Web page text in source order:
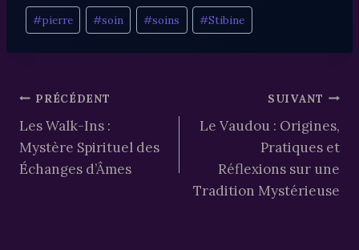
Étiquettes
de
la
#pierre #soin #soins #Stibine
Navigation
de
l’article
PRÉCÉDENT
Les Walk-Ins :
Mystère Spirituel des
Échanges d’Âmes
SUIVANT
Le Vaudou : Origines,
Pratiques et
Réflexions sur une
Tradition Mystérieuse